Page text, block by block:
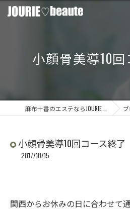
小顔骨美導10
ブ
小顔骨美導10回コース終了
2017/10/15
関西からお休みの日に合わせて